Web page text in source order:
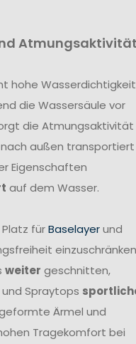
hohe Wasserdichtigkeit
die Wassersäule vor
die Atmungsaktivität
außen transportiert
Eigenschaften
auf dem Wasser.
fürBaselayerund
weiter geschnitten,
Spraytops
Ärmel und
Tragekomfort bei